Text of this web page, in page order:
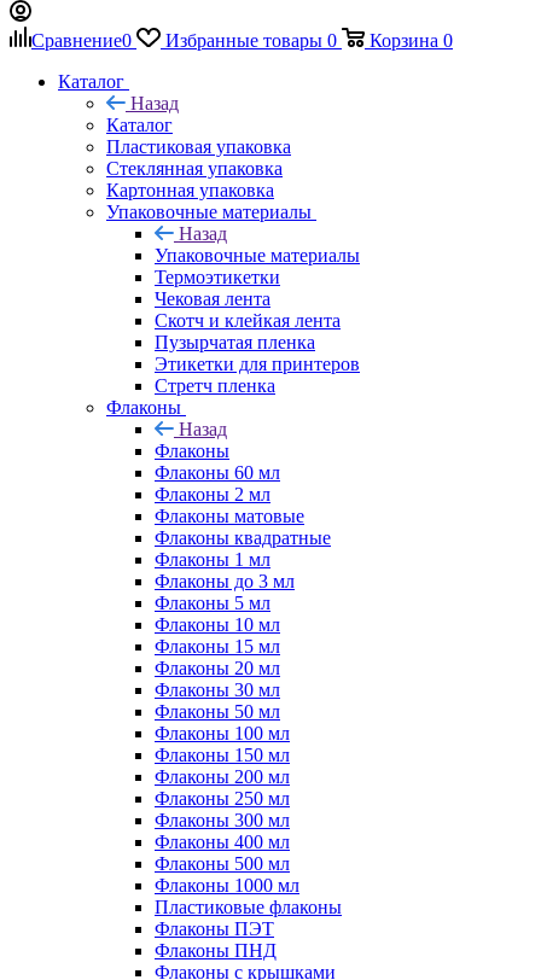
Сравнение0 Избранные товары 0 Корзина 0
Каталог
Назад
Каталог
Пластиковая упаковка
Стеклянная упаковка
Картонная упаковка
Упаковочные материалы
Назад
Упаковочные материалы
Термоэтикетки
Чековая лента
Скотч и клейкая лента
Пузырчатая пленка
Этикетки для принтеров
Стретч пленка
Флаконы
Назад
Флаконы
Флаконы 60 мл
Флаконы 2 мл
Флаконы матовые
Флаконы квадратные
Флаконы 1 мл
Флаконы до 3 мл
Флаконы 5 мл
Флаконы 10 мл
Флаконы 15 мл
Флаконы 20 мл
Флаконы 30 мл
Флаконы 50 мл
Флаконы 100 мл
Флаконы 150 мл
Флаконы 200 мл
Флаконы 250 мл
Флаконы 300 мл
Флаконы 400 мл
Флаконы 500 мл
Флаконы 1000 мл
Пластиковые флаконы
Флаконы ПЭТ
Флаконы ПНД
Флаконы с крышками